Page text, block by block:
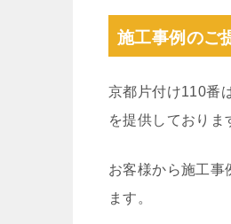
施工事例のご
京都片付け110番
を提供しておりま
お客様から施工事
ます。